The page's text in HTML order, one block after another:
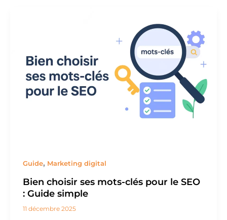
Guide, Marketing digital
Bien choisir ses mots-clés pour le SEO
: Guide simple
11 décembre 2025